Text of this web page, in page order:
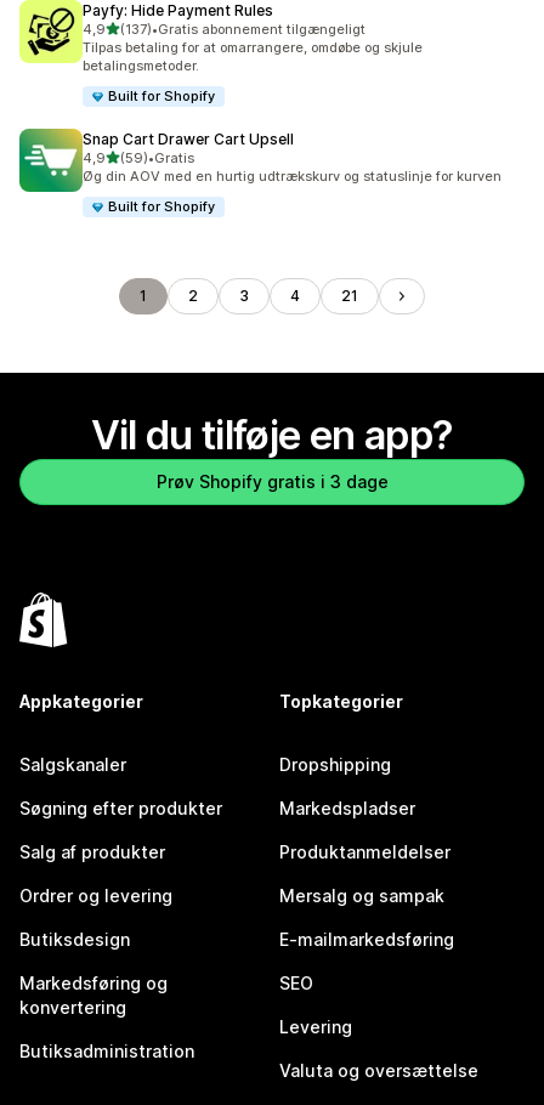
Payfy: Hide Payment Rules
4,9ud af 5 stjerner
(137)
137 anmeldelser i alt
•Gratis abonnement tilgængeligt
Tilpas betaling for at omarrangere, omdøbe og skjule
betalingsmetoder.
Built for Shopify
Snap Cart Drawer Cart Upsell
4,9ud af 5 stjerner
(59)
59 anmeldelser i alt
•Gratis
Øg din AOV med en hurtig udtrækskurv og statuslinje for kurven
Built for Shopify
1 2 3 4 21
Vil du tilføje en app?
Prøv Shopify gratis i 3 dage
Appkategorier
Salgskanaler
Søgning efter produkter
Salg af produkter
Ordrer og levering
Butiksdesign
Markedsføring og
konvertering
Butiksadministration
Topkategorier
Dropshipping
Markedspladser
Produktanmeldelser
Mersalg og sampak
E-mailmarkedsføring
SEO
Levering
Valuta og oversættelse